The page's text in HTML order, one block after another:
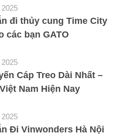
đi thủy cung Time City
các bạn GATO
Cáp Treo Dài Nhất –
Nam Hiện Nay
Đi Vinwonders Hà Nội